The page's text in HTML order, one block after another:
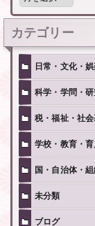
記
事
カテゴリー
日常・文化・
科学・学問・研
税・福祉・社
学校・教育・育
国・自治体・
未分類
ブログ